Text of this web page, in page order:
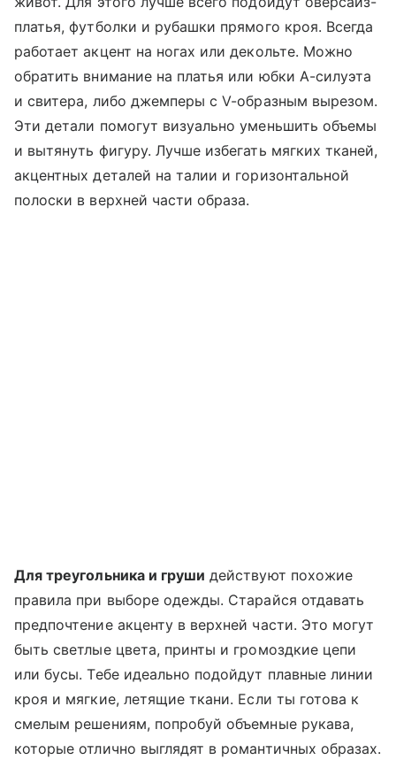
платья, футболки и рубашки прямого кроя. Всегда
работает акцент на ногах или декольте. Можно
обратить внимание на платья или юбки A-силуэта
и свитера, либо джемперы с V-образным вырезом.
Эти детали помогут визуально уменьшить объемы
и вытянуть фигуру. Лучше избегать мягких тканей,
акцентных деталей на талии и горизонтальной
полоски в верхней части образа.
Для треугольника и груши действуют похожие
правила при выборе одежды. Старайся отдавать
предпочтение акценту в верхней части. Это могут
быть светлые цвета, принты и громоздкие цепи
или бусы. Тебе идеально подойдут плавные линии
кроя и мягкие, летящие ткани. Если ты готова к
смелым решениям, попробуй объемные рукава,
которые отлично выглядят в романтичных образах.